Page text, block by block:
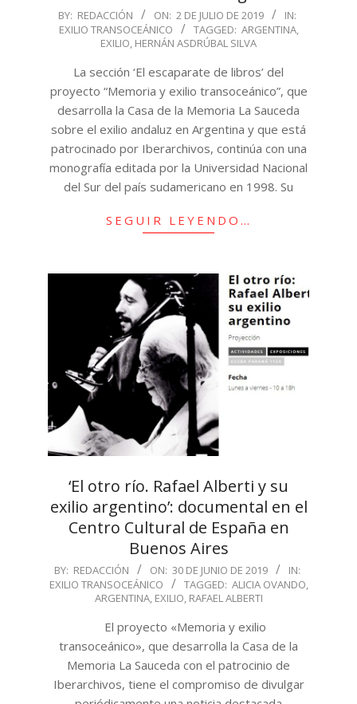
2019-
07-
BY: REDACCIÓN ON: 2 DE JULIO DE 2019
IN:
EXILIO TRANSOCEÁNICO
TAGGED: ARGENTINA,
EXILIO, HERNÁN ASDRÚBAL SILVA
La sección ‘El escaparate de libros’ del
proyecto “Memoria y exilio transoceánico”, que
desarrolla la Casa de la Memoria La Sauceda
sobre el exilio andaluz en Argentina y que está
patrocinado por Iberarchivos, continúa con una
monografía editada por la Universidad Nacional
del Sur del país sudamericano en 1998. Su
SEGUIR LEYENDO…
‘El otro río. Rafael Alberti y su
exilio argentino’: documental en el
Centro Cultural de España en
Buenos Aires
2019-
06-
BY: REDACCIÓN ON: 30 DE JUNIO DE 2019
IN:
EXILIO TRANSOCEÁNICO
TAGGED: ALICIA OVANDO,
ARGENTINA, EXILIO, RAFAEL ALBERTI
El proyecto «Memoria y exilio
transoceánico», que desarrolla la Casa de la
Memoria La Sauceda con el patrocinio de
Iberarchivos, tiene el compromiso de divulgar